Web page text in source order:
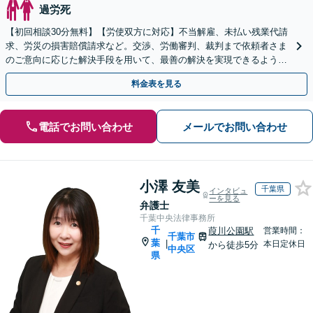
過労死
【初回相談30分無料】【労使双方に対応】不当解雇、未払い残業代請
求、労災の損害賠償請求など。交渉、労働審判、裁判まで依頼者さま
のご意向に応じた解決手段を用いて、最善の解決を実現できるよう尽
力します【西宮北口駅3分】
料金表を見る
電話でお問い合わせ メールでお問い合わせ
小澤 友美
弁護士
インタビュ
ーを見る
千葉県
千葉中央法律事務所
千
葉
県
|
千葉市
中央区
葭川公園駅
から徒歩5分
営業時間：
本日定休日